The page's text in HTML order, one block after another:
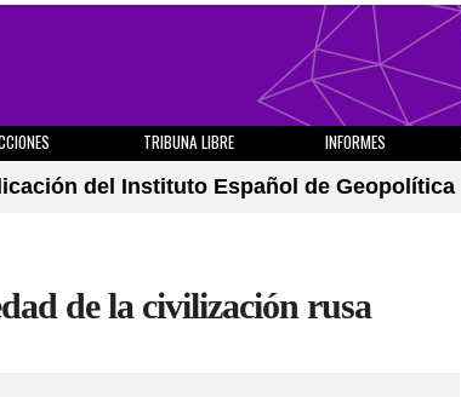
TRIBUNA LIBRE INFORMES
del Instituto Español de Geopolítica
de la civilización rusa